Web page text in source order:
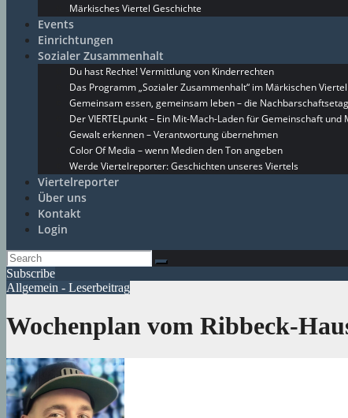
Märkisches Viertel Geschichte
Events
Einrichtungen
Sozialer Zusammenhalt
Du hast Rechte! Vermittlung von Kinderrechten
Das Programm „Sozialer Zusammenhalt“ im Märkischen Viertel
Gemeinsam essen, gemeinsam leben – die
Der VIERTELpunkt – Ein Mit-Mach-Laden für Gemeinschaft und
Gewalt erkennen – Verantwortung übernehmen
Color Of Media – wenn Medien den Ton angeben
Werde Viertelreporter: Geschichten unseres Viertels
Viertelreporter
Über uns
Kontakt
Login
Subscribe
Allgemein - Leserbeitrag
Wochenplan vom Ribbeck-